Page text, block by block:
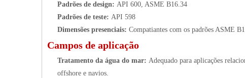
Padrões de design: API 600, ASME B16.34
Padrões de teste: API 598
Dimensões presenciais: Compatiantes com os padrões ASME
Campos de aplicação
Tratamento da água do mar: Adequado para aplicações
offshore e navios.